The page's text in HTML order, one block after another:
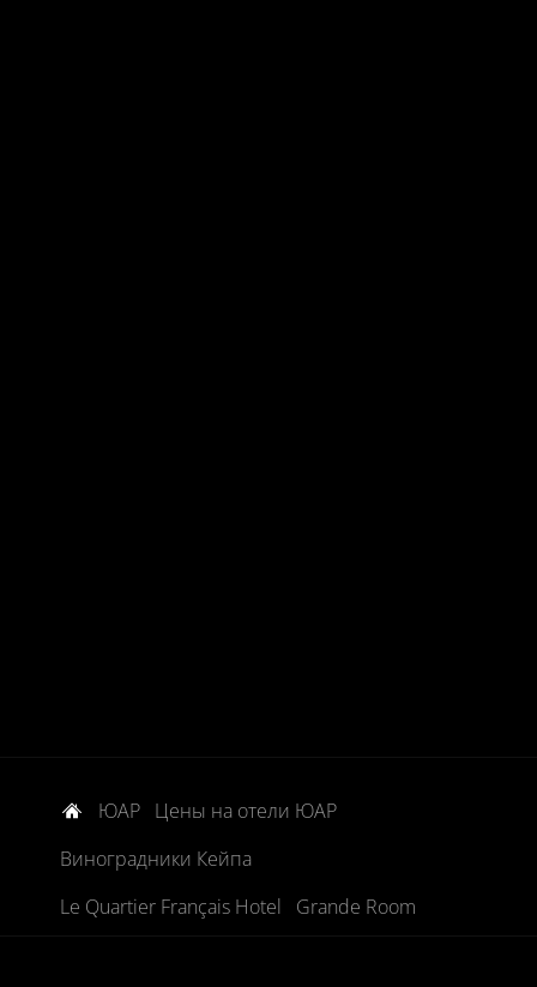
ЮАР
Цены на отели ЮАР
Виноградники Кейпа
Le Quartier Français Hotel
Grande Room